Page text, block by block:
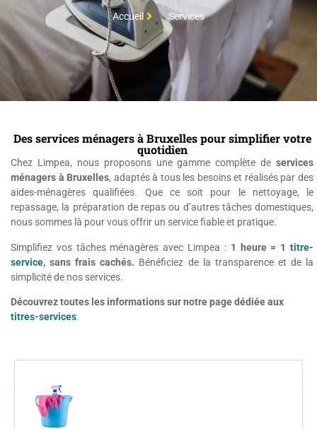
Accueil Services
Des services ménagers à Bruxelles pour simplifier votre
quotidien
Chez Limpea, nous proposons une gamme complète de services
ménagers à Bruxelles, adaptés à tous les besoins et réalisés par des
aides-ménagères qualifiées. Que ce soit pour le nettoyage, le
repassage, la préparation de repas ou d’autres tâches domestiques,
nous sommes là pour vous offrir un service fiable et pratique.
Simplifiez vos tâches ménagères avec Limpea : 1 heure = 1titre-
service, sans frais cachés. Bénéficiez de la transparence et de la
simplicité de nos services.
Découvrez toutes les informations sur notre page dédiée aux
titres-services.